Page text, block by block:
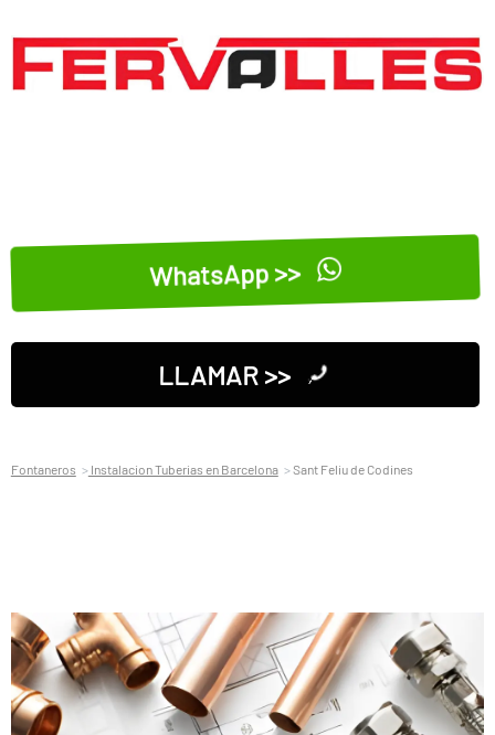
WhatsApp >>
LLAMAR >>
Fontaneros Instalacion Tuberias en Barcelona Sant Feliu de Codines